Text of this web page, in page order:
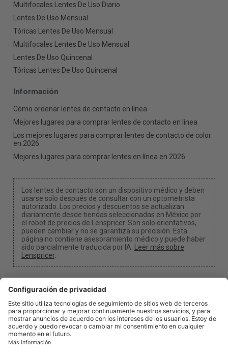
Multifocales Lentes De Uso Diario
Lentes De Uso Mensual
Tóricas Lentes De Uso Mensual
Multifocales Lentes De Uso Mensual
Lentes De Uso Quincenal
Tóricas Lentes De Uso Quincenal
Información
Cómo ordenar lentes de contacto en línea
Mejores lugares para comprar lentes de contacto en línea
Los mejores lugares para comprar lentes de contacto de color
en 2026
Mejores lugares para comprar lentes en línea en 2026
Los lentes de contacto son un dispositivo médico y deben
usarse solo después de consultar con un optometrista
autorizado. Los precios y descuentos se actualizan
diariamente desde tiendas seleccionadas en México por
el robot de precios de Lenspricer. Son solo orientativos,
pueden cambiar y no se garantiza su precisión. Esta
página no contiene asesoramiento médico y puede haber
sido parcialmente traducida por IA. Leer más sobre
Lenspricer.
Configuración de cookies y privacidad
Podemos ganar una comisión si utilizas uno de
nuestros enlaces para realizar una compra.